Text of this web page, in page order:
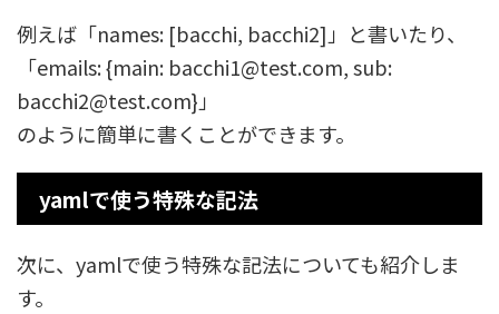
例えば「names: [bacchi, bacchi2]」と書いたり、
「emails: {main: bacchi1@test.com, sub:
bacchi2@test.com}」
のように簡単に書くことができます。
yamlで使う特殊な記法
次に、yamlで使う特殊な記法についても紹介しま
す。